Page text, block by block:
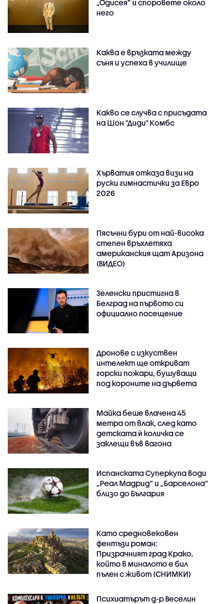
„Одисея” и споровете около
него
Каква е връзката между
съня и успеха в училище
Какво се случва с присъдата
на Шон "Диди" Комбс
Хърватия отказа визи на
руски гимнастички за Евро
2026
Пясъчни бури от най-висока
степен връхлетяха
американския щат Аризона
(ВИДЕО)
Зеленски пристигна в
Белград на първото си
официално посещение
Дронове с изкуствен
интелект ще откриват
горски пожари, бушуващи
под короните на дървета
Майка беше влачена 45
метра от влак, след като
детската ѝ количка се
заклещи във вагона
Испанската Суперкупа води
„Реал Мадрид“ и „Барселона“
близо до България
Като средновековен
фентъзи роман:
Призрачният град Крако,
който в миналото е бил
пълен с живот (СНИМКИ)
Психиатърът д-р Веселин